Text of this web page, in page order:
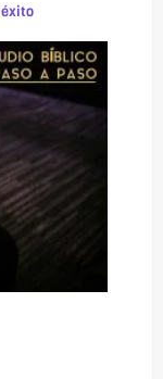
éxito